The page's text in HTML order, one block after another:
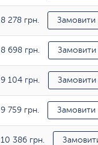
8 278 грн. Замовити
8 698 грн. Замовити
9 104 грн. Замовити
9 759 грн. Замовити
10 386 грн.